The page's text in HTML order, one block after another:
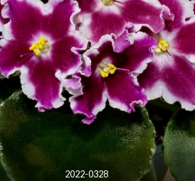
2022-0328